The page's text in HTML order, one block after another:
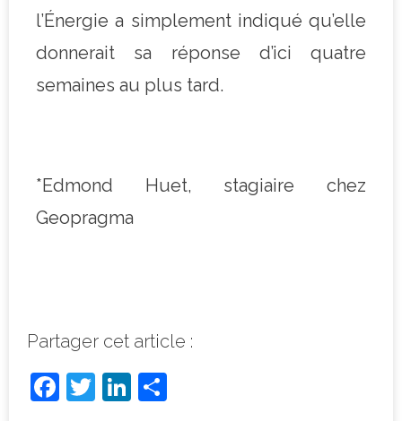
l’Énergie a simplement indiqué qu’elle
donnerait sa réponse d’ici quatre
semaines au plus tard.
*Edmond Huet, stagiaire chez
Geopragma
Partager cet article :
F
T
Li